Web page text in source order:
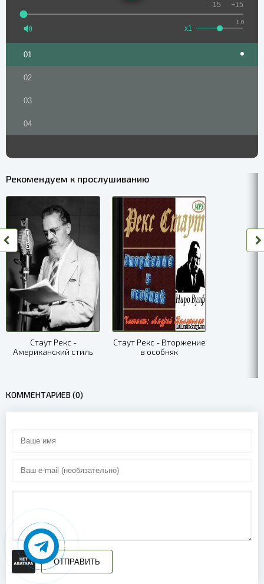
1.0
x1
-15 +15
01
02
03
04
Рекомендуем к прослушиванию
Стаут Рекс -
Американский стиль
Стаут Рекс - Вторжение
в особняк
КОММЕНТАРИЕВ (0)
ОТПРАВИТЬ